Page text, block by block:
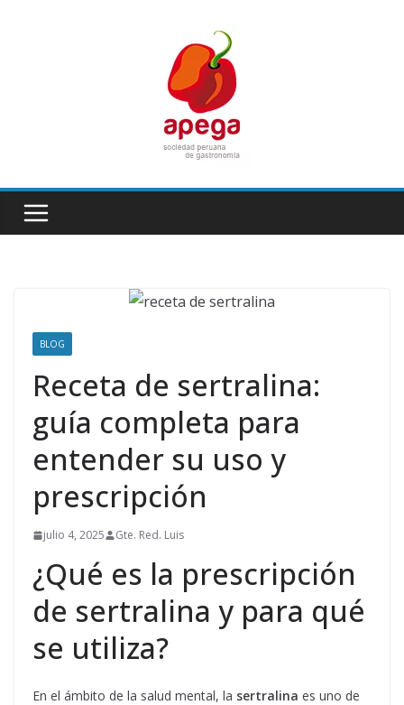
BLOG
Receta de sertralina:
guía completa para
entender su uso y
prescripción
julio 4, 2025 Gte. Red. Luis
¿Qué es la prescripción
de sertralina y para qué
se utiliza?
En el ámbito de la salud mental, la sertralina es uno de